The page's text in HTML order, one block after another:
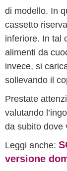
di modello. In
cassetto
inferiore. In tal
alimenti da
invece, si
sollevando il
Prestate
valutando
da subito dove
Leggi anche:
versione